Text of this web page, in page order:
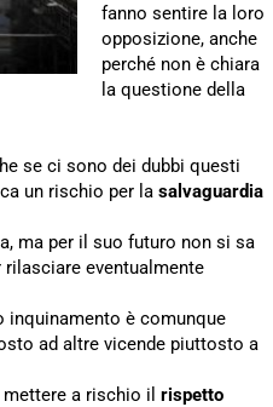
fanno sentire la loro
opposizione, anche
perché non è chiara
la questione della
se ci sono dei dubbi questi
un rischio per la salvaguardia
ma per il suo futuro non si sa
rilasciare eventualmente
è comunque
ad altre vicende piuttosto a
a rischio il rispetto